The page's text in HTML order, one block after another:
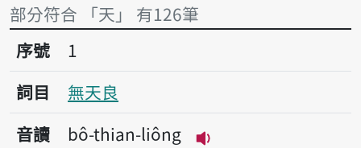
部分符合 「天」 有126筆
序號1無天良
序號
1
詞目
無天良
音讀
bô-thian-liông